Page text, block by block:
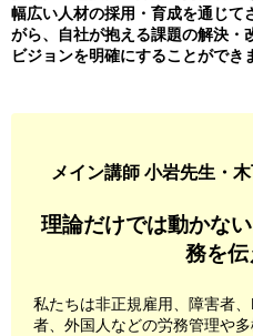
幅広い人材の採用・育成を通じて
がら、自社が抱える課題の解決・
ビジョンを明確にすることができ
メイン講師 小岩先生・
理論だけでは動かな
務を
私たちは非正規雇用、障害者
者、外国人などの労務管理や